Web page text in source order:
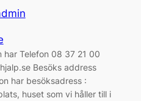
har Telefon 08 37 21 00
Besöks address
har besöksadress :
huset som vi håller till i